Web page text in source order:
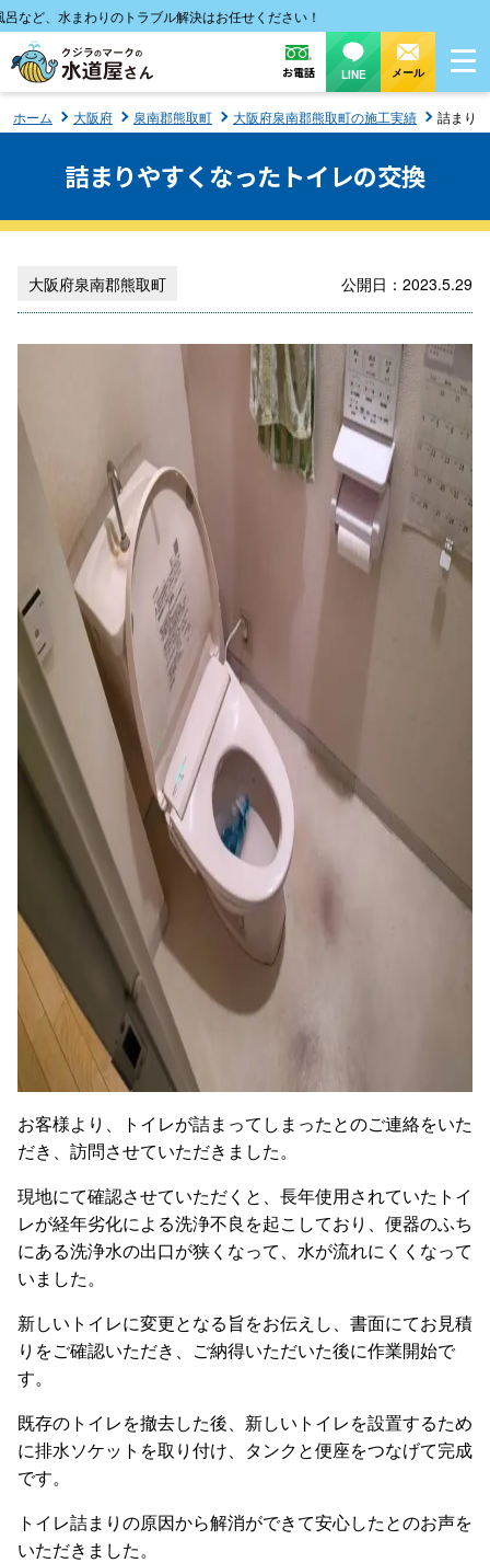
ど、水まわりのトラブル解決はお任せください！
お電話 LINE メール
ホーム 大阪府 泉南郡熊取町 大阪府泉南郡熊取町の施工実績 詰まり
詰まりやすくなったトイレの交換
大阪府泉南郡熊取町 公開日：2023.5.29
お客様より、トイレが詰まってしまったとのご連絡をいた
だき、訪問させていただきました。
現地にて確認させていただくと、長年使用されていたトイ
レが経年劣化による洗浄不良を起こしており、便器のふち
にある洗浄水の出口が狭くなって、水が流れにくくなって
いました。
新しいトイレに変更となる旨をお伝えし、書面にてお見積
りをご確認いただき、ご納得いただいた後に作業開始で
す。
既存のトイレを撤去した後、新しいトイレを設置するため
に排水ソケットを取り付け、タンクと便座をつなげて完成
です。
トイレ詰まりの原因から解消ができて安心したとのお声を
いただきました。